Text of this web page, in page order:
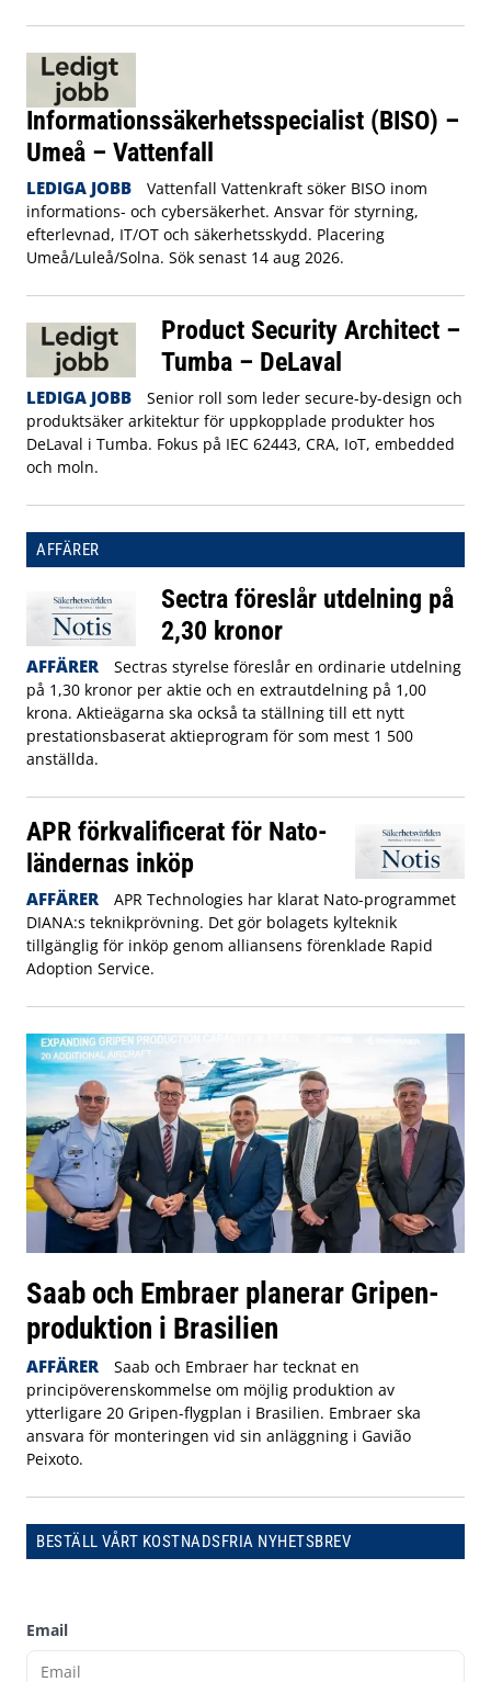
Informationssäkerhetsspecialist (BISO) –
Umeå – Vattenfall
LEDIGA JOBB
Vattenfall Vattenkraft söker BISO inom
informations- och cybersäkerhet. Ansvar för styrning,
efterlevnad, IT/OT och säkerhetsskydd. Placering
Umeå/Luleå/Solna. Sök senast 14 aug 2026.
Product Security Architect –
Tumba – DeLaval
LEDIGA JOBB
Senior roll som leder secure-by-design och
produktsäker arkitektur för uppkopplade produkter hos
DeLaval i Tumba. Fokus på IEC 62443, CRA, IoT, embedded
och moln.
AFFÄRER
Sectra föreslår utdelning på
2,30 kronor
AFFÄRER
Sectras styrelse föreslår en ordinarie utdelning
på 1,30 kronor per aktie och en extrautdelning på 1,00
krona. Aktieägarna ska också ta ställning till ett nytt
prestationsbaserat aktieprogram för som mest 1 500
anställda.
APR förkvalificerat för Nato-
ländernas inköp
AFFÄRER
APR Technologies har klarat Nato-programmet
DIANA:s teknikprövning. Det gör bolagets kylteknik
tillgänglig för inköp genom alliansens förenklade Rapid
Adoption Service.
Saab och Embraer planerar Gripen-
produktion i Brasilien
AFFÄRER
Saab och Embraer har tecknat en
principöverenskommelse om möjlig produktion av
ytterligare 20 Gripen-flygplan i Brasilien. Embraer ska
ansvara för monteringen vid sin anläggning i Gavião
Peixoto.
BESTÄLL VÅRT KOSTNADSFRIA NYHETSBREV
Email